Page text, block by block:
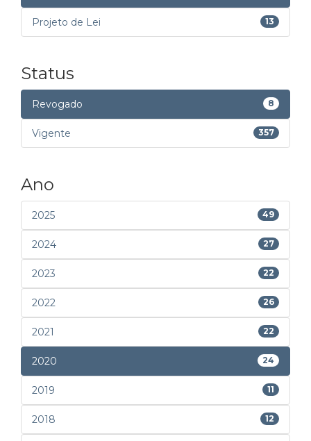
Projeto de Lei 13
Status
Revogado 8
Vigente 357
Ano
2025 49
2024 27
2023 22
2022 26
2021 22
2020 24
2019 11
2018 12